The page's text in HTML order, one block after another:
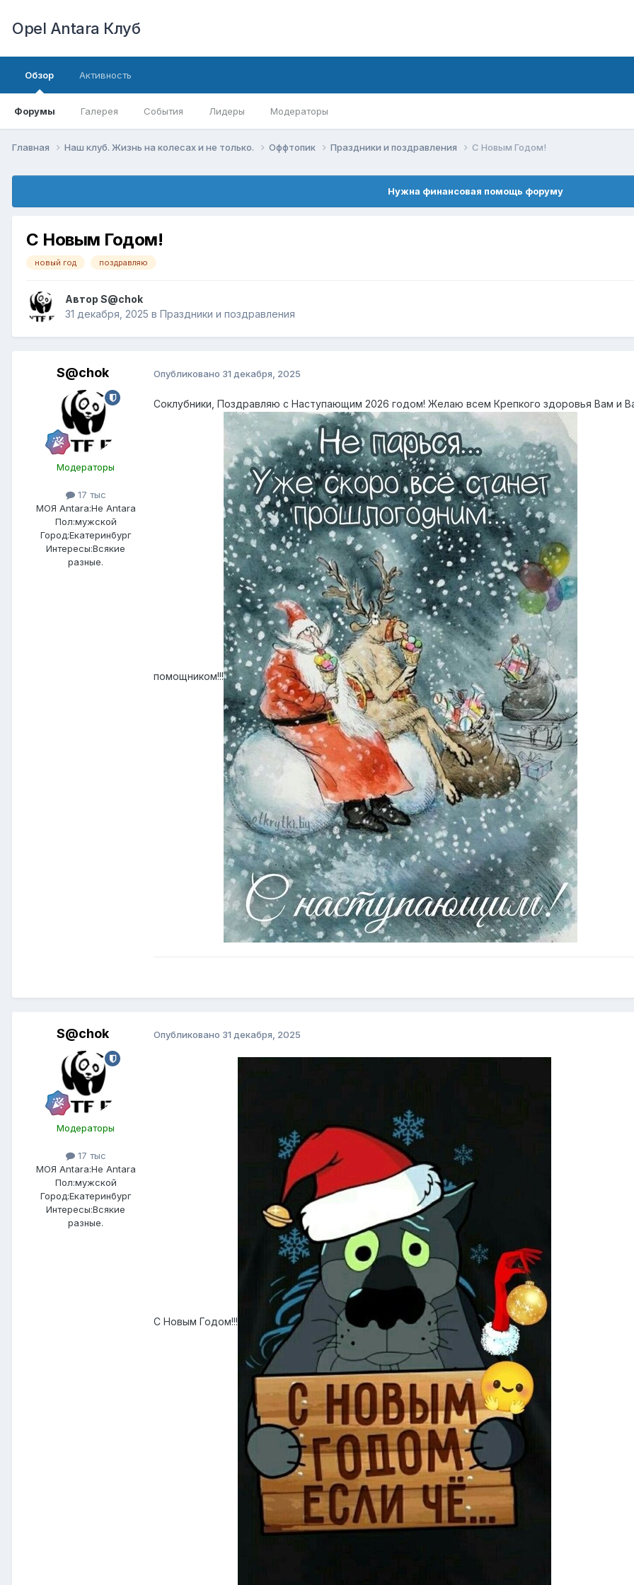
Opel Antara Клуб
Обзор
Форумы Галерея События Лидеры Модераторы
Активность
Главная Наш клуб. Жизнь на колесах и не только. Оффтопик Праздники и поздравления С Новым Годом!
Нужна финансовая помощь форуму
С Новым Годом!
новый год поздравляю
Автор S@chok
31 декабря, 2025 в Праздники и поздравления
S@chok
Модераторы
17 тыс
МОЯ Antara:Не Antara
Пол:мужской
Город:Екатеринбург
Интересы:Всякие
разные.
Опубликовано 31 декабря, 2025
Соклубники, Поздравляю с Наступающим 2026 годом! Желаю всем Крепкого здоровья Вам и
помощником!!!
S@chok
Модераторы
17 тыс
МОЯ Antara:Не Antara
Пол:мужской
Город:Екатеринбург
Интересы:Всякие
разные.
Опубликовано 31 декабря, 2025
С Новым Годом!!!